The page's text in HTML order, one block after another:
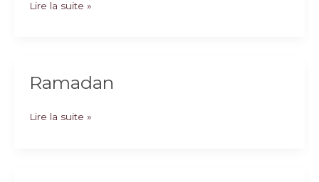
Bas-
Lire la suite »
Ramadan
Ramadan
Lire la suite »